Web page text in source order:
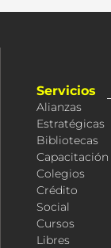
Servicios
Alianzas
Estratégicas
Bibliotecas
Capacitación
Colegios
Crédito
Social
Cursos
Libres